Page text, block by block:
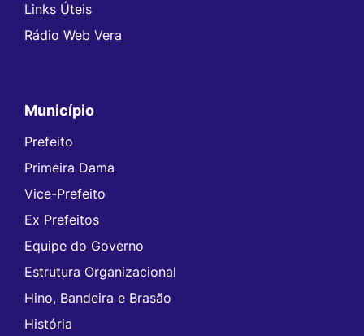
Links Úteis
Rádio Web Vera
Município
Prefeito
Primeira Dama
Vice-Prefeito
Ex Prefeitos
Equipe do Governo
Estrutura Organizacional
Hino, Bandeira e Brasão
História